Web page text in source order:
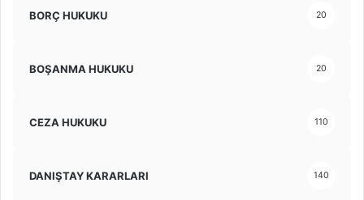
BORÇ HUKUKU 20
BOŞANMA HUKUKU 20
CEZA HUKUKU 110
DANIŞTAY KARARLARI 140